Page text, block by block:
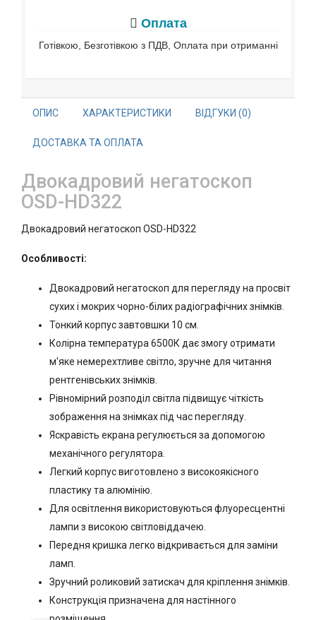
Оплата
Готівкою, Безготівкою з ПДВ, Оплата при отриманні
ОПИС ХАРАКТЕРИСТИКИ ВІДГУКИ (0)
ДОСТАВКА ТА ОПЛАТА
Двокадровий негатоскоп
OSD-HD322
Двокадровий негатоскоп OSD-HD322
Особливості:
Двокадровий негатоскоп для перегляду на просвіт
сухих і мокрих чорно-білих радіографічних знімків.
Тонкий корпус завтовшки 10 см.
Колірна температура 6500К дає змогу отримати
м'яке немерехтливе світло, зручне для читання
рентгенівських знімків.
Рівномірний розподіл світла підвищує чіткість
зображення на знімках під час перегляду.
Яскравість екрана регулюється за допомогою
механічного регулятора.
Легкий корпус виготовлено з високоякісного
пластику та алюмінію.
Для освітлення використовуються флуоресцентні
лампи з високою світловіддачею.
Передня кришка легко відкривається для заміни
ламп.
Зручний роликовий затискач для кріплення знімків.
Конструкція призначена для настінного